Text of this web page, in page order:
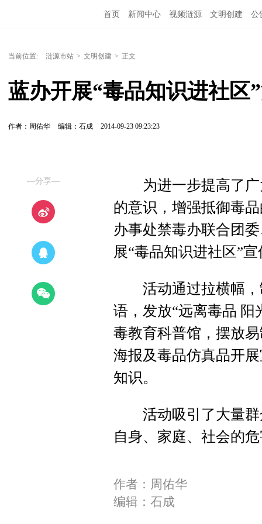
首页 新闻中心 视频涟源 文明创建 公
当前位置: 涟源市站 > 文明创建 > 正文
蓝办开展“毒品知识进社区
作者：周佑华 编辑：石成 2014-09-23 09:23:23
—分享—
为进一步提高了广
的意识，增强抵御毒
办事处禁毒办联合团
展“毒品知识进社区”
活动通过拉横幅，
语，发放“远离毒品 阳
毒教育科普馆，摆放
海报及毒品仿真品开
知识。
活动吸引了大量群
自身、家庭、社会的
作者：周佑华
编辑：石成